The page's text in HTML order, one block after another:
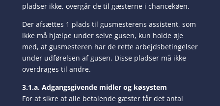
pladser ikke, overgår de til gæsterne i chancekøen.
Der afsættes 1 plads til gusmesterens assistent, som
ikke må hjælpe under selve gusen, kun holde øje
med, at gusmesteren har de rette arbejdsbetingelser
under udførelsen af gusen. Disse pladser må ikke
overdrages til andre.
3.1.a. Adgangsgivende midler og køsystem
For at sikre at alle betalende gæster får det antal